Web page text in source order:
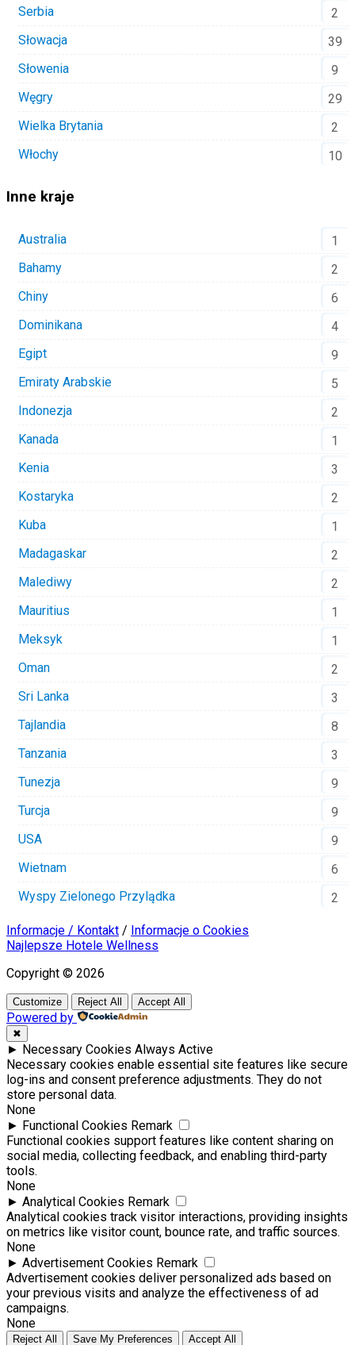
Serbia
2
Słowacja
39
Słowenia
9
Węgry
29
Wielka Brytania
2
Włochy
10
Inne kraje
Australia
1
Bahamy
2
Chiny
6
Dominikana
4
Egipt
9
Emiraty Arabskie
5
Indonezja
2
Kanada
1
Kenia
3
Kostaryka
2
Kuba
1
Madagaskar
2
Malediwy
2
Mauritius
1
Meksyk
1
Oman
2
Sri Lanka
3
Tajlandia
8
Tanzania
3
Tunezja
9
Turcja
9
USA
9
Wietnam
6
Wyspy Zielonego Przylądka
2
Informacje / Kontakt / Informacje o Cookies
Najlepsze Hotele Wellness
Copyright © 2026
Customize Reject All Accept All
Powered by
✖
► Necessary Cookies Always Active
Necessary cookies enable essential site features like secure
log-ins and consent preference adjustments. They do not
store personal data.
None
► Functional Cookies Remark
Functional cookies support features like content sharing on
social media, collecting feedback, and enabling third-party
tools.
None
► Analytical Cookies Remark
Analytical cookies track visitor interactions, providing insights
on metrics like visitor count, bounce rate, and traffic sources.
None
► Advertisement Cookies Remark
Advertisement cookies deliver personalized ads based on
your previous visits and analyze the effectiveness of ad
campaigns.
None
Reject All Save My Preferences Accept All